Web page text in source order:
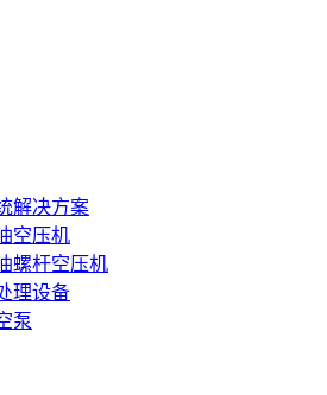
解决方案
空压机
螺杆空压机
理设备
泵